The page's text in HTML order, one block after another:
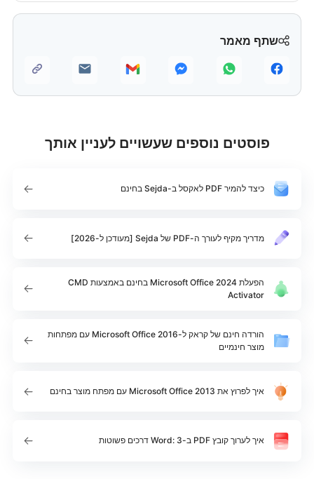
שתף מאמר
פוסטים נוספים שעשויים לעניין אותך
כיצד להמיר PDF לאקסל ב-Sejda בחינם
מדריך מקיף לעורך ה-PDF של Sejda [מעודכן ל-2026]
הפעלת Microsoft Office 2024 בחינם באמצעות CMD
Activator
הורדה חינם של קראק ל-Microsoft Office 2016 עם מפתחות
מוצר חינמיים
איך לפרוץ את Microsoft Office 2013 עם מפתח מוצר בחינם
איך לערוך קובץ PDF ב-Word: 3 דרכים פשוטות